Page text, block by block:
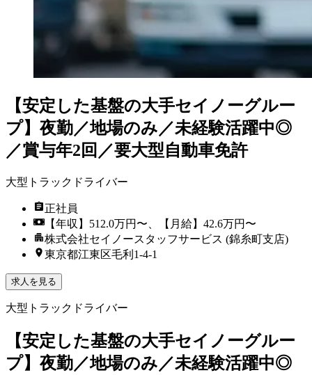
【安定した基盤の大手セイノーグルー
プ】夜勤／地場のみ／未経験活躍中◎
／賞与年2回／要大型自動車免許
大型トラックドライバー
正社員
【年収】512.0万円〜、【月給】42.6万円〜
株式会社セイノースタッフサービス (錦糸町支店)
東京都江東区毛利1-4-1
求人を見る
大型トラックドライバー
【安定した基盤の大手セイノーグルー
プ】夜勤／地場のみ／未経験活躍中◎